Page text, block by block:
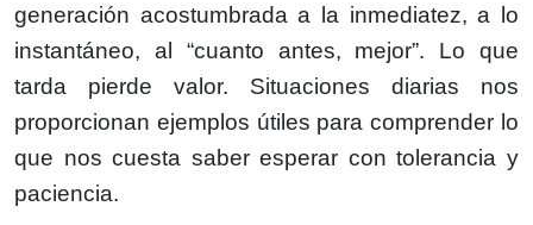
generación acostumbrada a la inmediatez, a lo
instantáneo, al “cuanto antes, mejor”. Lo que
tarda pierde valor. Situaciones diarias nos
proporcionan ejemplos útiles para comprender lo
que nos cuesta saber esperar con tolerancia y
paciencia.